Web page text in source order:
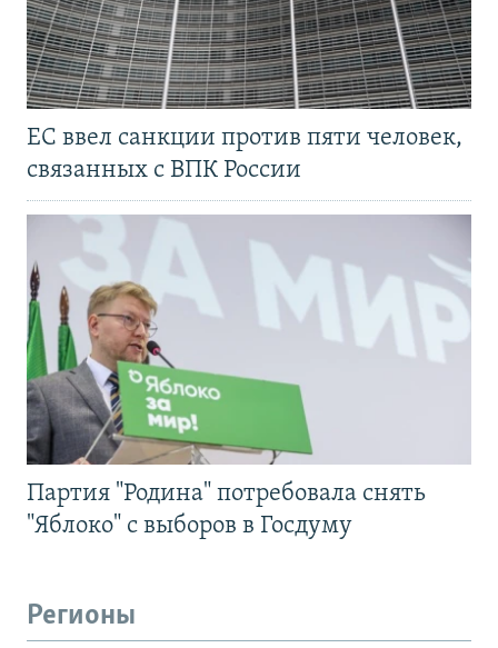
ЕС ввел санкции против пяти человек,
связанных с ВПК России
Партия "Родина" потребовала снять
"Яблоко" с выборов в Госдуму
Регионы